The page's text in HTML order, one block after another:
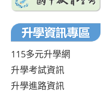
115多元升學網
升學考試資訊
升學進路資訊